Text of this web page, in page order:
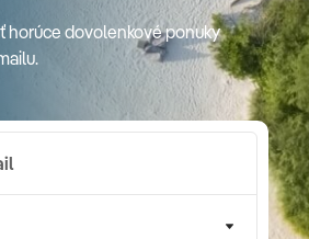
horúce dovolenkové ponuky